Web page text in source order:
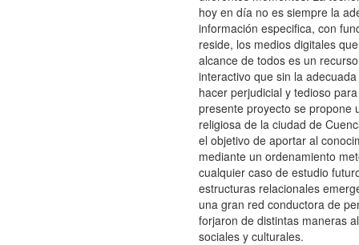
hoy en día no es siempre la
información especifica, con
reside, los medios digitales
alcance de todos es un
interactivo que sin la
hacer perjudicial y tedioso
presente proyecto se propone
religiosa de la ciudad de
el objetivo de aportar al
mediante un ordenamiento
cualquier caso de estudio
estructuras relacionales
una gran red conductora de
forjaron de distintas maneras
sociales y culturales.